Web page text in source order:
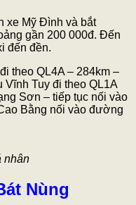
xe Mỹ Đình và bắt
gần 200 000đ. Đến
đến đền.
theo QL4A – 284km –
Tuy đi theo QL1A
Sơn – tiếp tục nối vào
Bằng nối vào đường
nhân
Nùng